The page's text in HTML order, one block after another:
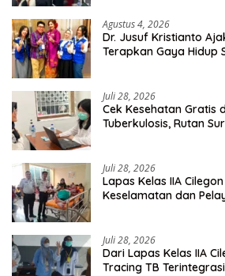
Agustus 4, 2026
Dr. Jusuf Kristianto
Terapkan Gaya Hidup
Juli 28, 2026
Cek Kesehatan Gratis
Tuberkulosis, Rutan
Juli 28, 2026
Lapas Kelas IIA
Keselamatan dan
Juli 28, 2026
Dari Lapas Kelas IIA
Tracing TB